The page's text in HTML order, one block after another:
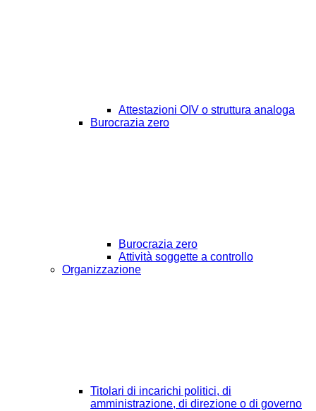
Attestazioni OIV o struttura analoga
Burocrazia zero
Burocrazia zero
Attività soggette a controllo
Organizzazione
Titolari di incarichi politici, di
amministrazione, di direzione o di governo